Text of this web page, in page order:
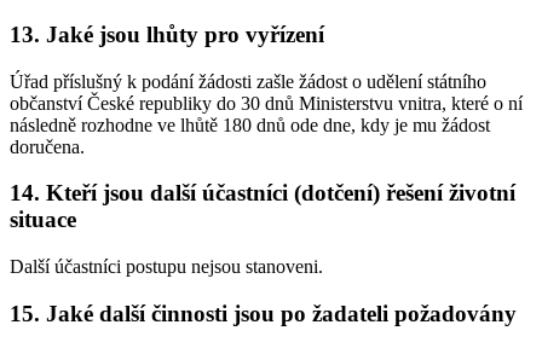
13. Jaké jsou lhůty pro vyřízení
Úřad příslušný k podání žádosti zašle žádost o udělení státního
občanství České republiky do 30 dnů Ministerstvu vnitra, které o ní
následně rozhodne ve lhůtě 180 dnů ode dne, kdy je mu žádost
doručena.
14. Kteří jsou další účastníci (dotčení) řešení životní
situace
Další účastníci postupu nejsou stanoveni.
15. Jaké další činnosti jsou po žadateli požadovány